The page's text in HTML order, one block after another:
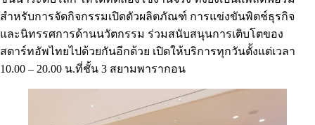
สำหรับการจัดกิจกรรมเปิดตัวผลิตภัณฑ์ การแข่งขันพิตช์ธุรกิจ
และนิทรรศการด้านนวัตกรรม ร่วมสนับสนุนการเติบโตของ
สตาร์ทอัพไทยไปด้วยกันอีกด้วย เปิดให้บริการทุกวันตั้งแต่เวลา
10.00 – 20.00 น.ที่ชั้น 3 สยามพารากอน